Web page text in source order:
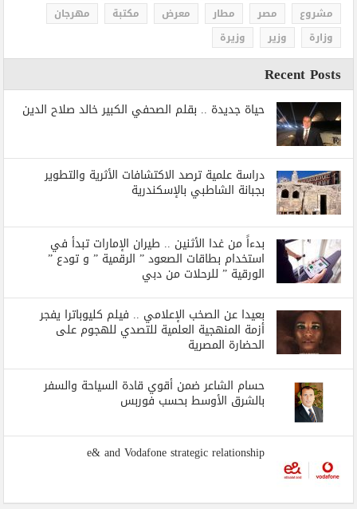
مشروع
مصر مطار معرض مكتبة
مهرجان
وزارة
وزير وزيرة
Recent Posts
حياة جديدة .. بقلم الصحفي الكبير خالد صلاح الدين
دراسة علمية ترصد الاكتشافات الأثرية والتطوير
بجبانة الشاطبي بالإسكندرية
بدءاً من غدا الأثنين .. طيران الإمارات تبدأ في
استخدام بطاقات الصعود ” الرقمية ” و تودع ”
الورقية ” للرحلات من دبي
بعيدا عن الصخب الإعلامي .. فيلم كليوباترا يفجر
أزمة المنهجية العلمية للتصدي للهجوم على
الحضارة المصرية
حسام الشاعر ضمن أقوي قادة السياحة والسفر
بالشرق الأوسط بحسب فوربس
e& and Vodafone strategic relationship